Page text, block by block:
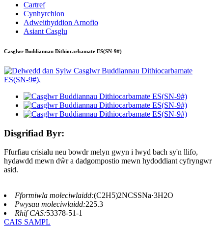
Cartref
Cynhyrchion
Adweithyddion Arnofio
Asiant Casglu
Casglwr Buddiannau Dithiocarbamate ES(SN-9#)
Disgrifiad Byr:
Ffurfiau crisialu neu bowdr melyn gwyn i lwyd bach sy'n llifo,
hydawdd mewn dŵr a dadgompostio mewn hydoddiant cyfryngwr
asid.
Fformiwla moleciwlaidd:(C2H5)2NCSSNa·3H2O
Pwysau moleciwlaidd:225.3
Rhif CAS:53378-51-1
CAIS SAMPL